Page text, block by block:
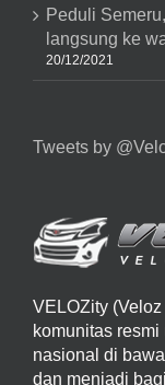
Peduli
langsung ke
20/12/2021
Tweets by
VELOZity
komunitas
nasional di
dan menjadi